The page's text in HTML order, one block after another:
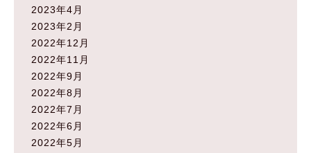
2023年4月
2023年2月
2022年12月
2022年11月
2022年9月
2022年8月
2022年7月
2022年6月
2022年5月